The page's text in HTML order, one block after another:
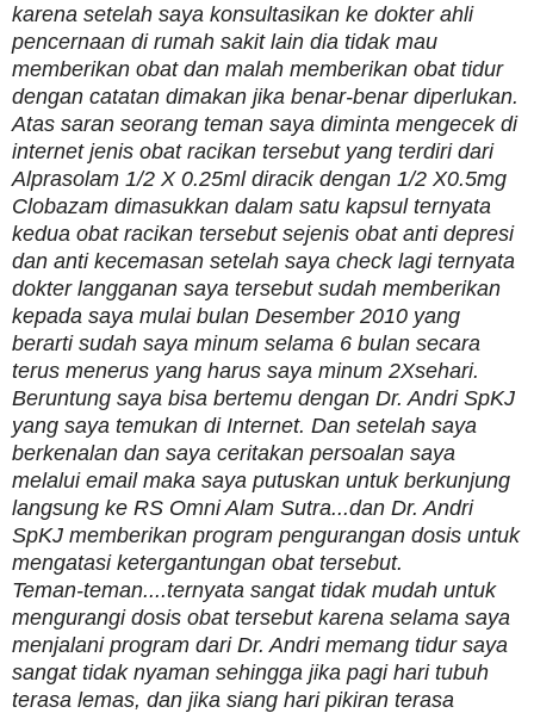
karena setelah saya konsultasikan ke dokter ahli
pencernaan di rumah sakit lain dia tidak mau
memberikan obat dan malah memberikan obat tidur
dengan catatan dimakan jika benar-benar diperlukan.
Atas saran seorang teman saya diminta mengecek di
internet jenis obat racikan tersebut yang terdiri dari
Alprasolam 1/2 X 0.25ml diracik dengan 1/2 X0.5mg
Clobazam dimasukkan dalam satu kapsul ternyata
kedua obat racikan tersebut sejenis obat anti depresi
dan anti kecemasan setelah saya check lagi ternyata
dokter langganan saya tersebut sudah memberikan
kepada saya mulai bulan Desember 2010 yang
berarti sudah saya minum selama 6 bulan secara
terus menerus yang harus saya minum 2Xsehari.
Beruntung saya bisa bertemu dengan Dr. Andri SpKJ
yang saya temukan di Internet. Dan setelah saya
berkenalan dan saya ceritakan persoalan saya
melalui email maka saya putuskan untuk berkunjung
langsung ke RS Omni Alam Sutra...dan Dr. Andri
SpKJ memberikan program pengurangan dosis untuk
mengatasi ketergantungan obat tersebut.
Teman-teman....ternyata sangat tidak mudah untuk
mengurangi dosis obat tersebut karena selama saya
menjalani program dari Dr. Andri memang tidur saya
sangat tidak nyaman sehingga jika pagi hari tubuh
terasa lemas, dan jika siang hari pikiran terasa